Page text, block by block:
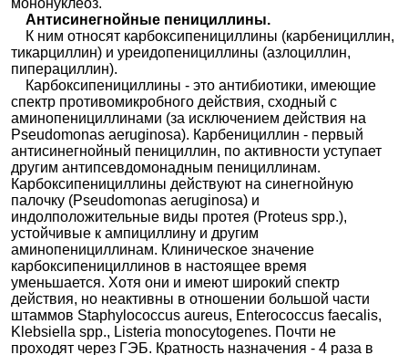
Антисинегнойные пенициллины.
К ним относят карбоксипенициллины (карбенициллин,
тикарциллин) и уреидопенициллины (азлоциллин,
пиперациллин).
Карбоксипенициллины - это антибиотики, имеющие
спектр противомикробного действия, сходный с
аминопенициллинами (за исключением действия на
Pseudomonas aeruginosa). Карбенициллин - первый
антисинегнойный пенициллин, по активности уступает
другим антипсевдомонадным пенициллинам.
Карбоксипенициллины действуют на синегнойную
палочку (Pseudomonas aeruginosa) и
индолположительные виды протея (Proteus spp.),
устойчивые к ампициллину и другим
аминопенициллинам. Клиническое значение
карбоксипенициллинов в настоящее время
уменьшается. Хотя они и имеют широкий спектр
действия, но неактивны в отношении большой части
штаммов Staphylococcus aureus, Enterococcus faecalis,
Klebsiella spp., Listeria monocytogenes. Почти не
проходят через ГЭБ. Кратность назначения - 4 раза в